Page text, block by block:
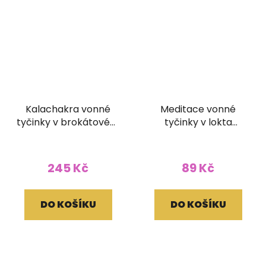
Kalachakra vonné
tyčinky v brokátovém
245 Kč
DO KOŠÍKU
Meditace vonné
tyčinky v lokta
89 Kč
DO KOŠÍKU